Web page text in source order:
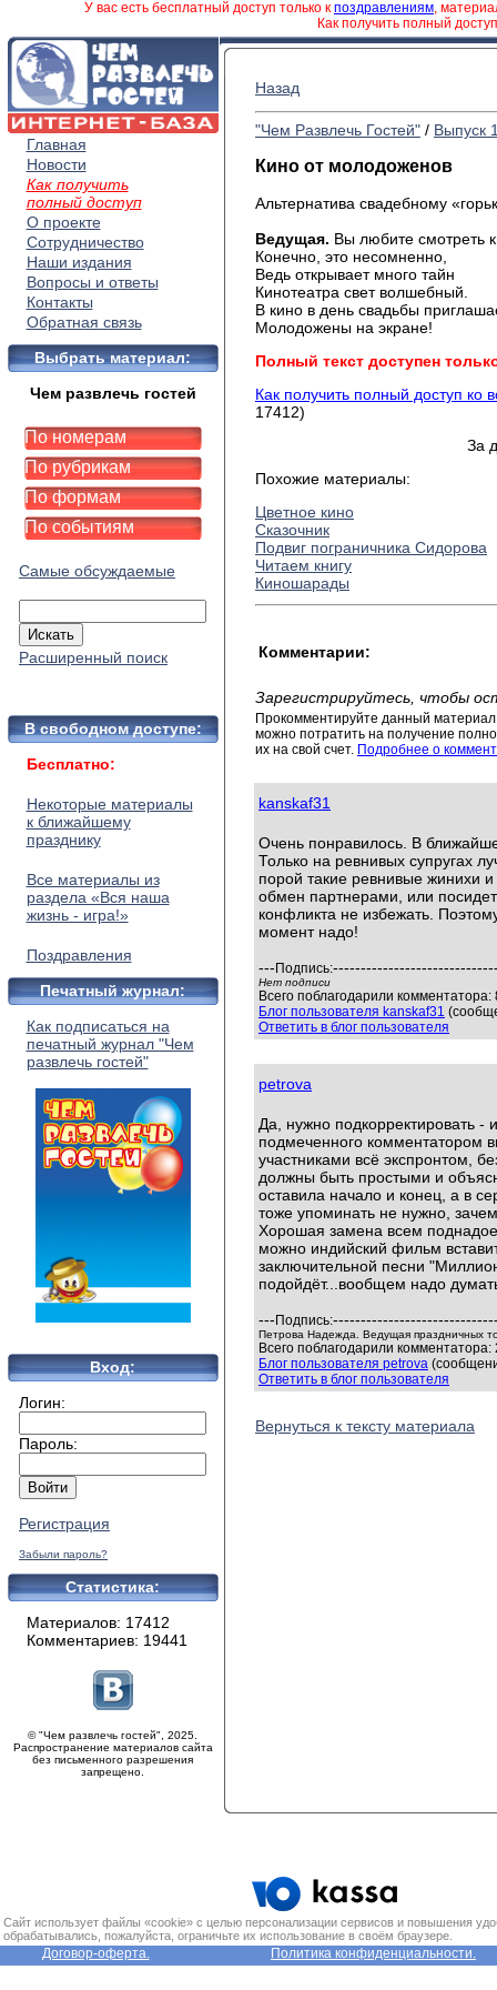
У вас есть бесплатный доступ только к поздравлениям,
Как получить полный
Главная
Новости
Как получить
полный доступ
О проекте
Сотрудничество
Наши издания
Вопросы и ответы
Контакты
Обратная связь
Выбрать материал:
Чем развлечь гостей
По номерам
По рубрикам
По формам
По событиям
Самые обсуждаемые
Расширенный поиск
В свободном доступе:
Бесплатно:
Некоторые материалы
к ближайшему
празднику
Все материалы из
раздела «Вся наша
жизнь - игра!»
Поздравления
Печатный журнал:
Как подписаться на
печатный журнал "Чем
развлечь гостей"
Вход:
Логин:
Пароль:
Регистрация
Забыли пароль?
Статистика:
Материалов: 17412
Комментариев: 19441
© "Чем развлечь гостей", 2025.
Распространение материалов сайта
без письменного разрешения
запрещено.
Назад
"Чем Развлечь Гостей" / Выпуск
Кино от молодоженов
Альтернатива свадебному
Ведущая. Вы любите смотреть
Конечно , это несомненно,
Ведь открывает много тайн
Кинотеатра свет волшебный.
В кино в день свадьбы
Молодожены на экране!
Полный текст доступен
Как получить полный доступ ко
17412)
За
Похожие материалы:
Цветное кино
Сказочник
Подвиг пограничника Сидорова
Читаем книгу
Киношарады
Комментарии:
Зарегистрируйтесь, чтобы
Прокомментируйте данный
можно потратить на получение
их на свой счет. Подробнее о
kanskaf31
Очень понравилось. В
Только на ревнивых супругах
порой такие ревнивые жинихи
обмен партнерами, или
конфликта не избежать.
момент надо!
--- Подпись:
Нет подписи
Всего поблагодарили
Блог пользователя kanskaf31
Ответить в блог пользователя
petrova
Да, нужно подкорректировать -
подмеченного комментатором
участниками всё экспронтом,
должны быть простыми и
оставила начало и конец, а в
тоже упоминать не нужно,
Хорошая замена всем
можно индийский фильм
заключительной песни
подойдёт...вообщем надо
--- Подпись:
Петрова Надежда. Ведущая праздничных
Всего поблагодарили
Блог пользователя petrova
Ответить в блог пользователя
Вернуться к тексту материала
Сайт использует файлы «cookie» с целью персонализации сервисов и повышения
обрабатывались, пожалуйста, ограничьте их использование в своём браузере.
Договор-оферта. Политика конфиденциальности.